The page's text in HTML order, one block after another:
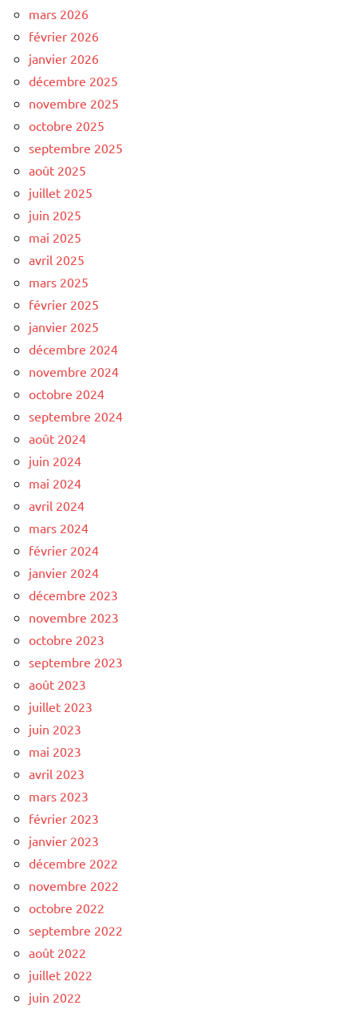
mars 2026
février 2026
janvier 2026
décembre 2025
novembre 2025
octobre 2025
septembre 2025
août 2025
juillet 2025
juin 2025
mai 2025
avril 2025
mars 2025
février 2025
janvier 2025
décembre 2024
novembre 2024
octobre 2024
septembre 2024
août 2024
juin 2024
mai 2024
avril 2024
mars 2024
février 2024
janvier 2024
décembre 2023
novembre 2023
octobre 2023
septembre 2023
août 2023
juillet 2023
juin 2023
mai 2023
avril 2023
mars 2023
février 2023
janvier 2023
décembre 2022
novembre 2022
octobre 2022
septembre 2022
août 2022
juillet 2022
juin 2022